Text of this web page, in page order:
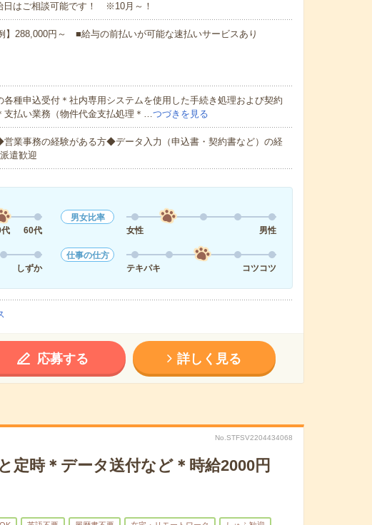
はご相談可能です！ ※10月～！
288,000円～ ■給与の前払いが可能な速払いサービスあり
各種申込受付＊社内専用システムを使用した手続き処理および契約
支払い業務（物件代金支払処理＊…つづきを見る
業事務の経験がある方◆データ入力（申込書・契約書など）の経
遣歓迎
60代
男女比率
女性
男性
しずか
仕事の仕方
テキパキ
コツコツ
応募する 詳しく見る
No.STFSV2204434068
定時＊データ送付など＊時給2000円